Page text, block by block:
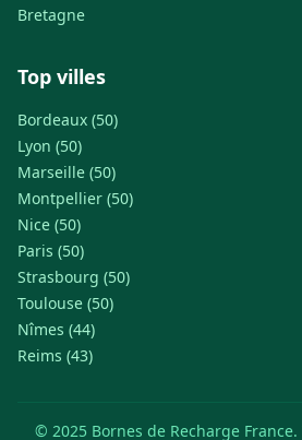
Bretagne
Top villes
Bordeaux (50)
Lyon (50)
Marseille (50)
Montpellier (50)
Nice (50)
Paris (50)
Strasbourg (50)
Toulouse (50)
Nîmes (44)
Reims (43)
© 2025 Bornes de Recharge